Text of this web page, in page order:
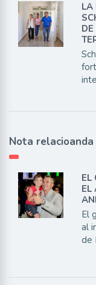
LA
Nota relacioanda
EL
EL
El
al
de